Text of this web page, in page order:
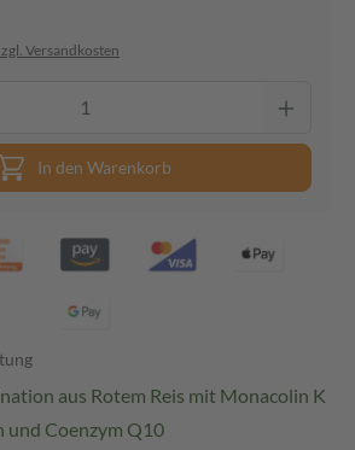
Versandkosten
In den Warenkorb
aus Rotem Reis mit Monacolin K
Coenzym Q10